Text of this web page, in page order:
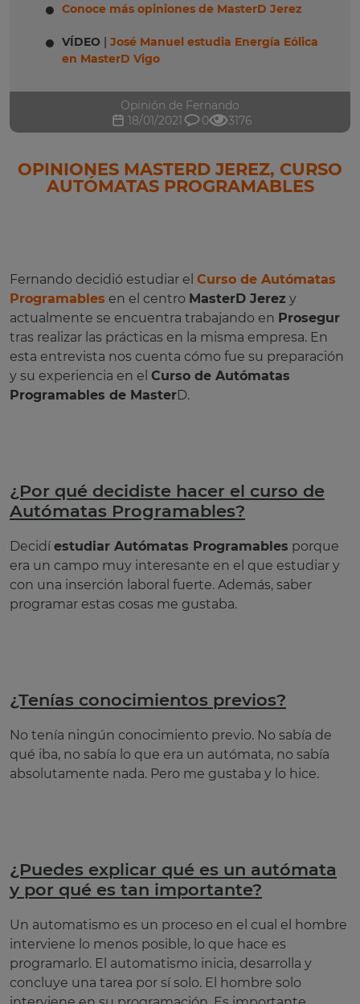
Conoce más opiniones de MasterD Jerez
VÍDEO | José Manuel estudia Energía Eólica
en MasterD Vigo
Opinión de Fernando
18/01/2021
0 3176
OPINIONES MASTERD JEREZ, CURSO
AUTÓMATAS PROGRAMABLES
Fernando decidió estudiar el Curso de Autómatas
Programables en el centro MasterD Jerez y
actualmente se encuentra trabajando en Prosegur
tras realizar las prácticas en la misma empresa. En
esta entrevista nos cuenta cómo fue su preparación
y su experiencia en el Curso de Autómatas
Programables de MasterD.
¿Por qué decidiste hacer el curso de
Autómatas Programables?
Decidíestudiar Autómatas Programables porque
era un campo muy interesante en el que estudiar y
con una inserción laboral fuerte. Además, saber
programar estas cosas me gustaba.
¿Tenías conocimientos previos?
No tenía ningún conocimiento previo. No sabía de
qué iba, no sabía lo que era un autómata, no sabía
absolutamente nada. Pero me gustaba y lo hice.
¿Puedes explicar qué es un autómata
y por qué es tan importante?
Un automatismo es un proceso en el cual el hombre
interviene lo menos posible, lo que hace es
programarlo. El automatismo inicia, desarrolla y
concluye una tarea por sí solo. El hombre solo